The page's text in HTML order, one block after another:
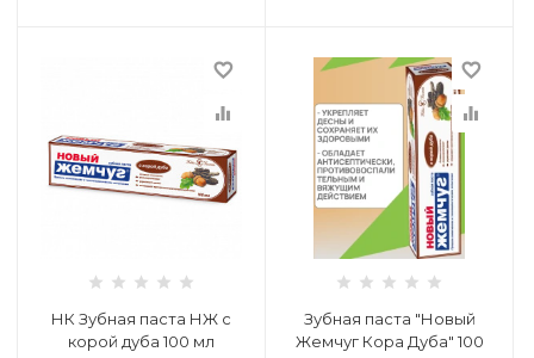
favorite_border
equalizer
НК Зубная паста НЖ с
корой дуба 100 мл
favorite_border
equalizer
Зубная паста "Новый
Жемчуг Кора Дуба" 100